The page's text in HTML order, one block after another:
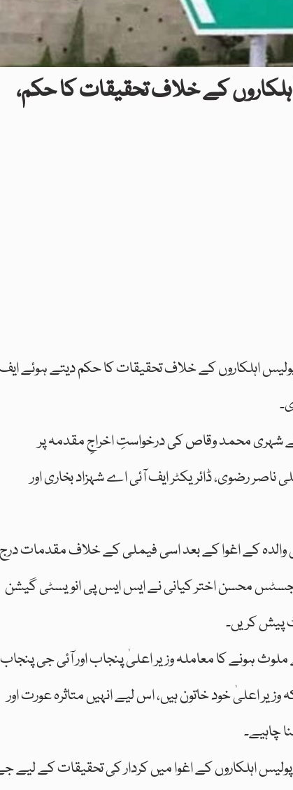
کے خلاف تحقیقات کا حکم،
اہلکاروں کے خلاف تحقیقات کا حکم دیتے ہوئے
شہری محمد وقاص کی درخواستِ اخراجِ مقدمہ پر
رضوی، ڈائریکٹر ایف آئی اے شہزاد بخاری اور
والدہ کے اغوا کے بعد اسی فیملی کے خلاف مقدمات درج
محسن اختر کیانی نے ایس ایس پی انویسٹی گیشن
پیش کریں۔
ہونے کا معاملہ وزیر اعلیٰ پنجاب اور آئی جی پنجاب
اعلیٰ خود خاتون ہیں، اس لیے انہیں متاثرہ عورت اور
چاہیے۔
اہلکاروں کے اغوا میں کردار کی تحقیقات کے لیے